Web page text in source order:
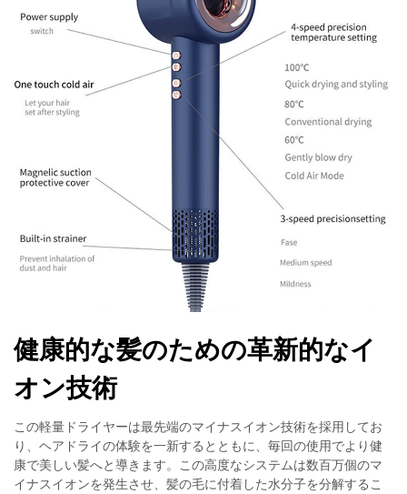
健康的な髪のための革新的なイ
オン技術
この軽量ドライヤーは最先端のマイナスイオン技術を採用してお
り、ヘアドライの体験を一新するとともに、毎回の使用でより健
康で美しい髪へと導きます。この高度なシステムは数百万個のマ
イナスイオンを発生させ、髪の毛に付着した水分子を分解するこ